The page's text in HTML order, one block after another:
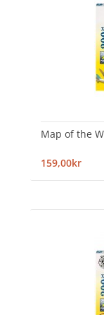
Map of the
159,00kr